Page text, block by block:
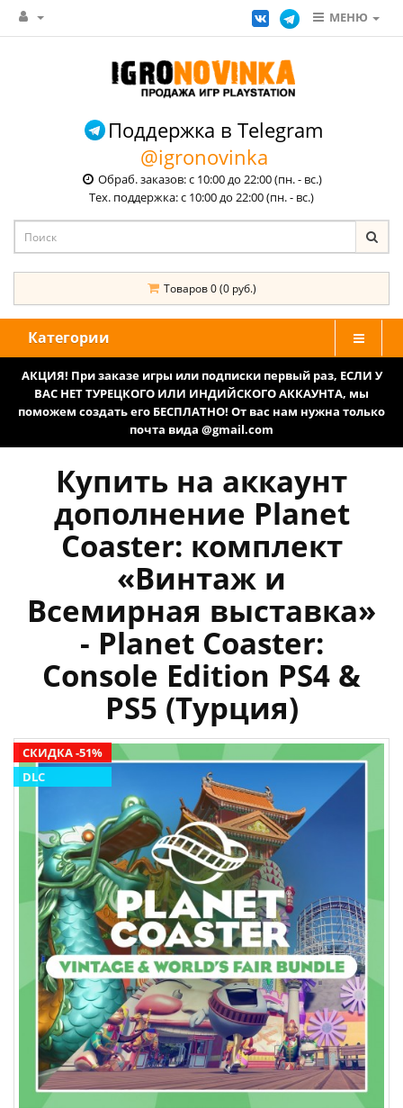
МЕНЮ
Поддержка в Telegram
@igronovinka
Обраб. заказов: с 10:00 до 22:00 (пн. - вс.)
Тех. поддержка: с 10:00 до 22:00 (пн. - вс.)
Товаров 0 (0 руб.)
Категории
АКЦИЯ! При заказе игры или подписки первый раз, ЕСЛИ У
ВАС НЕТ ТУРЕЦКОГО ИЛИ ИНДИЙСКОГО АККАУНТА, мы
поможем создать его БЕСПЛАТНО! От вас нам нужна только
почта вида @gmail.com
Купить на аккаунт
дополнение Planet
Coaster: комплект
«Винтаж и
Всемирная выставка»
- Planet Coaster:
Console Edition PS4 &
PS5 (Турция)
СКИДКА -51%
DLC